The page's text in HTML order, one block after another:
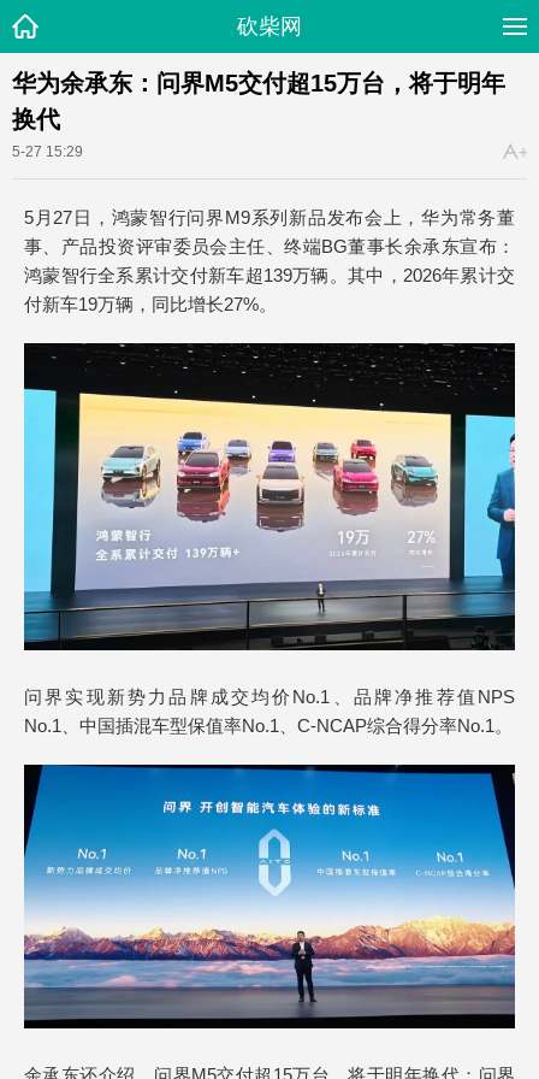
砍柴网
华为余承东：问界M5交付超15万台，将于明年
换代
5-27 15:29
5月27日，鸿蒙智行问界M9系列新品发布会上，华为常务董
事、产品投资评审委员会主任、终端BG董事长余承东宣布：
鸿蒙智行全系累计交付新车超139万辆。其中，2026年累计交
付新车19万辆，同比增长27%。
问界实现新势力品牌成交均价No.1、品牌净推荐值NPS
No.1、中国插混车型保值率No.1、C-NCAP综合得分率No.1。
余承东还介绍，问界M5交付超15万台，将于明年换代；问界